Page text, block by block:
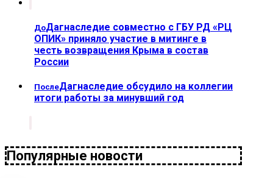
ДоДагнаследие совместно с ГБУ РД «РЦ
ОПИК» приняло участие в митинге в
честь возвращения Крыма в состав
России
ПослеДагнаследие обсудило на коллегии
итоги работы за минувший год
Популярные новости